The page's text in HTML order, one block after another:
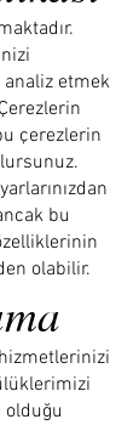
etmek
çerezlerin
bu
olabilir.